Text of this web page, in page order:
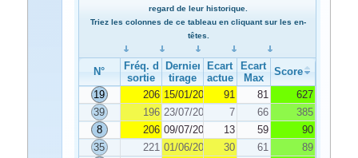
regard de leur historique.
Triez les colonnes de ce tableau en cliquant sur les en-
têtes.
N°
Fréq. de
sortie
Dernier
tirage
Ecart
actuel
Ecart
Max
Score
19
206 15/01/2022 91 81
627
39
196 23/07/2022 7 66
385
8
206 09/07/2022 13 59
90
35
221 01/06/2022 30 61
89